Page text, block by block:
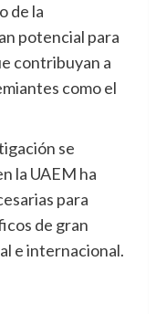
de la
potencial para
contribuyan a
como el
se
la UAEM ha
para
de gran
e internacional.